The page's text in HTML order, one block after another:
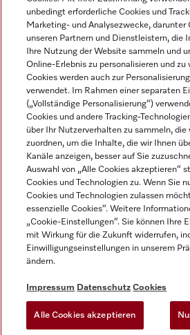
DEUTSCH
Impressum
AGB
Datenschutz
Nutzungsbedingungen
Gesetzen über digitale Dienste
Cookie-Einstellungen
Miele auf Instagram
Miele auf Youtube
unbedingt erforderliche Cookies und
Marketing- und Analysezwecke, darunter
unseren Partnern und Dienstleistern, die
Ihre Nutzung der Website sammeln und
Online-Erlebnis zu personalisieren und zu
Cookies werden auch zur
verwendet. Im Rahmen einer separaten
(„Vollständige Personalisierung“)
Cookies und andere Tracking-
über Ihr Nutzerverhalten zu sammeln, die
zuordnen, um die Inhalte, die wir Ihnen
Kanäle anzeigen, besser auf Sie
Auswahl von „Alle Cookies akzeptieren“
Cookies und Technologien zu. Wenn Sie
Cookies und Technologien zulassen
essenzielle Cookies“. Weitere
„Cookie-Einstellungen“. Sie können Ihre
mit Wirkung für die Zukunft widerrufen,
Einwilligungseinstellungen in unserem
ändern.
Impressum Datenschutz Cookies
Alle Cookies akzeptieren